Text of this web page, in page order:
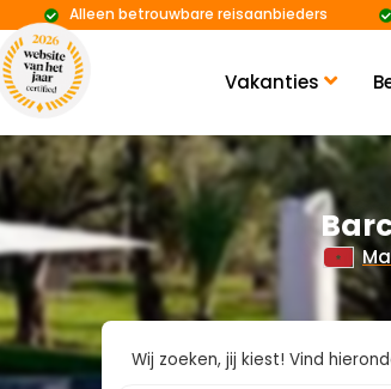
Vakanties
Alleen betrouwbare reisaanbieders
Wij zoeken, jij kiest! Vind